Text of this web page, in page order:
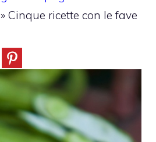
» Cinque ricette con le fave